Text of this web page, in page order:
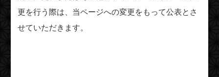
更を行う際は、当ページへの変更をもって公表とさ
せていただきます。